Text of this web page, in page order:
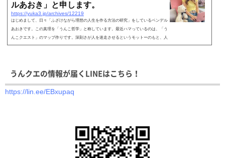
ルあおき」と申します。
https://yuka3.jp/archives/12219
はじめまして、日々「ふざけながら理想の人生を作る方法の研究」をしているベンデル
あおきです。この真理を「うんこ哲学」と称しています。最近ハマっているのは、「う
んこクエスト」のマップ作りです。深刻さが人を迷走させるというモットーのもと、人
生をゲームと...
うんクエの情報が届くLINEはこちら！
https://lin.ee/EBxupaq